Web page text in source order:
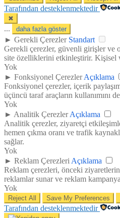
Tarafından desteklenmektedir
✖
... daha fazla göster
► Gerekli Çerezler Standart
Gerekli çerezler, güvenli girişler ve
site özelliklerini etkinleştirir. Kişisel
Yok
► Fonksiyonel Çerezler Açıklama
Fonksiyonel çerezler, içerik
üçüncü taraf araçların kullanımını
Yok
► Analitik Çerezler Açıklama
Analitik çerezler, ziyaretçi
hemen çıkma oranı ve trafik
sağlar.
Yok
► Reklam Çerezleri Açıklama
Reklam çerezleri, önceki
reklamlar sunar ve reklam
Yok
Reject All Save My Preferences
Tarafından desteklenmektedir